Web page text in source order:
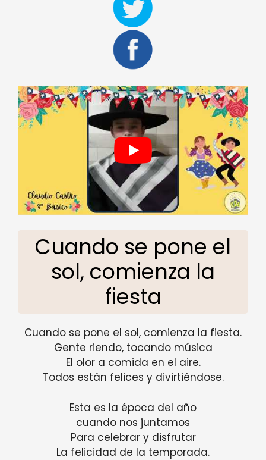
Cuando se pone el
sol, comienza la
fiesta
Cuando se pone el sol, comienza la fiesta.
Gente riendo, tocando música
El olor a comida en el aire.
Todos están felices y divirtiéndose.
Esta es la época del año
cuando nos juntamos
Para celebrar y disfrutar
La felicidad de la temporada.